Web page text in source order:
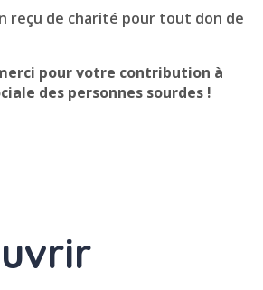
reçu de charité pour tout don de
pour votre contribution à
des personnes sourdes !